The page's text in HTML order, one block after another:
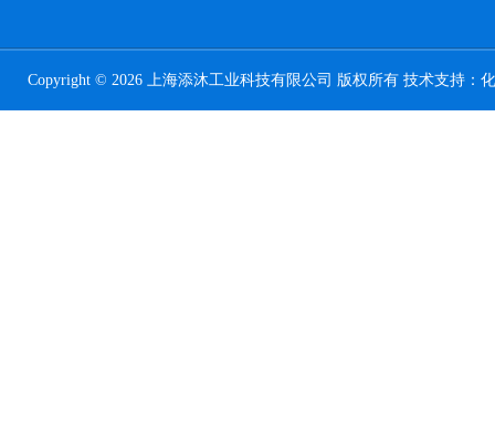
Copyright © 2026 上海添沐工业科技有限公司 版权所有 技术支持：